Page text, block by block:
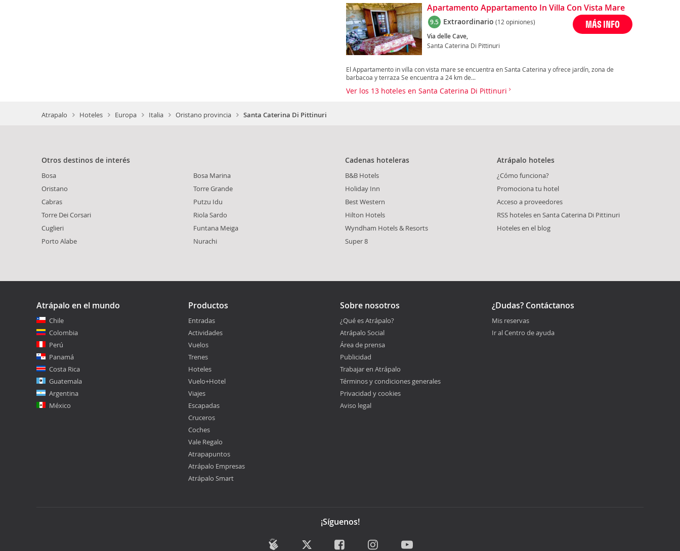
Apartamento Appartamento In Villa Con Vista Mare
9.5 Extraordinario (12 opiniones)
Via delle Cave,
Santa Caterina Di Pittinuri
MÁS INFO
El Appartamento in villa con vista mare se encuentra en Santa Caterina y ofrece jardín, zona de
barbacoa y terraza Se encuentra a 24 km de...
Ver los 13 hoteles en Santa Caterina Di Pittinuri
Atrapalo Hoteles Europa Italia Oristano provincia Santa Caterina Di Pittinuri
Otros destinos de interés
Bosa
Oristano
Cabras
Torre Dei Corsari
Cuglieri
Porto Alabe
Bosa Marina
Torre Grande
Putzu Idu
Riola Sardo
Funtana Meiga
Nurachi
Cadenas hoteleras
B&B Hotels
Holiday Inn
Best Western
Hilton Hotels
Wyndham Hotels & Resorts
Super 8
Atrápalo hoteles
¿Cómo funciona?
Promociona tu hotel
Acceso a proveedores
RSS hoteles en Santa Caterina Di Pittinuri
Hoteles en el blog
Atrápalo en el mundo
Chile
Colombia
Perú
Panamá
Costa Rica
Guatemala
Argentina
México
Productos
Entradas
Actividades
Vuelos
Trenes
Hoteles
Vuelo+Hotel
Viajes
Escapadas
Cruceros
Coches
Vale Regalo
Atrapapuntos
Atrápalo Empresas
Atrápalo Smart
Sobre nosotros
¿Qué es Atrápalo?
Atrápalo Social
Área de prensa
Publicidad
Trabajar en Atrápalo
Términos y condiciones generales
Privacidad y cookies
Aviso legal
¿Dudas? Contáctanos
Mis reservas
Ir al Centro de ayuda
¡Síguenos!